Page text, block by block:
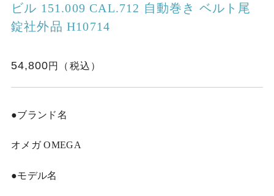
ビル 151.009 CAL.712 自動巻き ベルト尾
錠社外品 H10714
54,800
●ブランド名
オメガ OMEGA
●モデル名